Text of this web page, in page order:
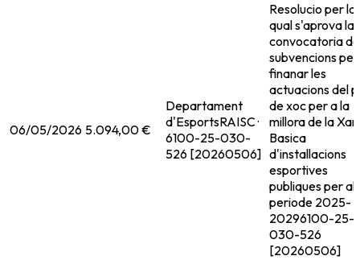
06/05/2026 5.094,00 €
Departament
d'EsportsRAISC ·
6100-25-030-
526 [20260506]
Resolucio per la
qual s'aprova la
convocatoria de
subvencions per
finanar les
actuacions del
de xoc per a la
millora de la
Basica
d'installacions
esportives
publiques per al
periode 2025-
20296100-25-
030-526
[20260506]